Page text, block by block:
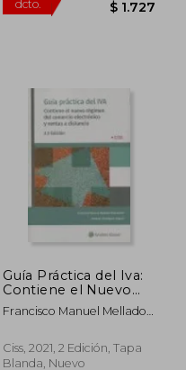
40%
dcto.
Guía Práctica del Iva:
Contiene el Nuevo
Régimen del
Comercio Electrónico
Francisco Manuel Mellado
Rodr&Iacute;Guez Vegazo
Ciss, 2021, 2 Edición, Tapa
Blanda, Nuevo